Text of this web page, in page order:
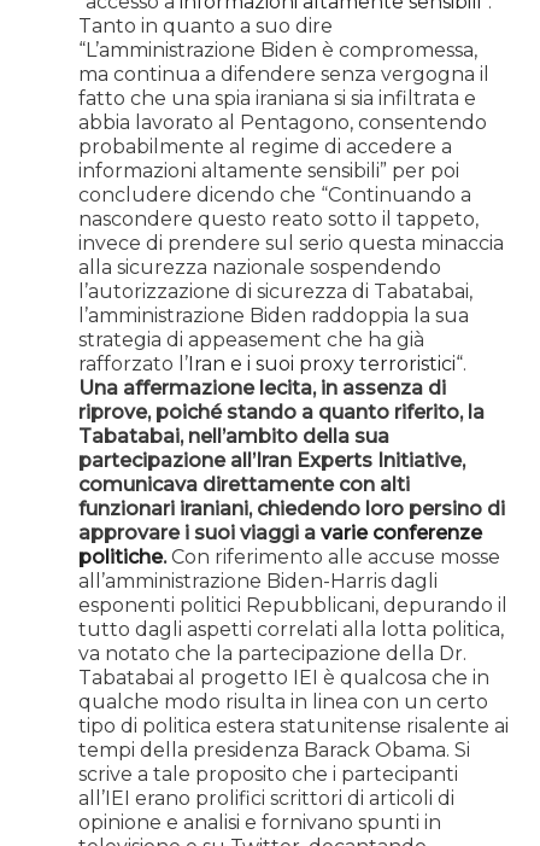
Tanto in quanto a suo dire
“L’amministrazione Biden è compromessa,
ma continua a difendere senza vergogna il
fatto che una spia iraniana si sia infiltrata e
abbia lavorato al Pentagono, consentendo
probabilmente al regime di accedere a
informazioni altamente sensibili” per poi
concludere dicendo che “Continuando a
nascondere questo reato sotto il tappeto,
invece di prendere sul serio questa minaccia
alla sicurezza nazionale sospendendo
l’autorizzazione di sicurezza di Tabatabai,
l’amministrazione Biden raddoppia la sua
strategia di appeasement che ha già
rafforzato l’Iran e i suoi proxy terroristici“.
Una affermazione lecita, in assenza di
riprove, poiché stando a quanto riferito, la
Tabatabai, nell’ambito della sua
partecipazione all’Iran Experts Initiative,
comunicava direttamente con alti
funzionari iraniani, chiedendo loro persino di
approvare i suoi viaggi a varie conferenze
politiche.Con riferimento alle accuse mosse
all’amministrazione Biden-Harris dagli
esponenti politici Repubblicani, depurando il
tutto dagli aspetti correlati alla lotta politica,
va notato che la partecipazione della Dr.
Tabatabai al progetto IEI è qualcosa che in
qualche modo risulta in linea con un certo
tipo di politica estera statunitense risalente ai
tempi della presidenza Barack Obama. Si
scrive a tale proposito che i partecipanti
all’IEI erano prolifici scrittori di articoli di
opinione e analisi e fornivano spunti in